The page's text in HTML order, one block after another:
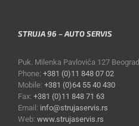
STRUJA 96 – AUTO SERVIS
Puk. Milenka Pavlovića 127 Beograd
Phone: +381 (0)11 848 07 02
Mobile: +381 (0)64 55 40 430
Fax: +381 (0)11 848 71 63
Email: info@strujaservis.rs
Web: www.strujaservis.rs